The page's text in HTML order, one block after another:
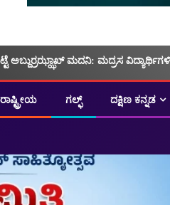
ಅಬ್ದುರ್ರಝ್ಝಾಖ್ ಮದನಿ: ಮದ್ರಸ
ಗಲ್ಫ್ ದಕ್ಷಿಣ ಕನ್ನಡ